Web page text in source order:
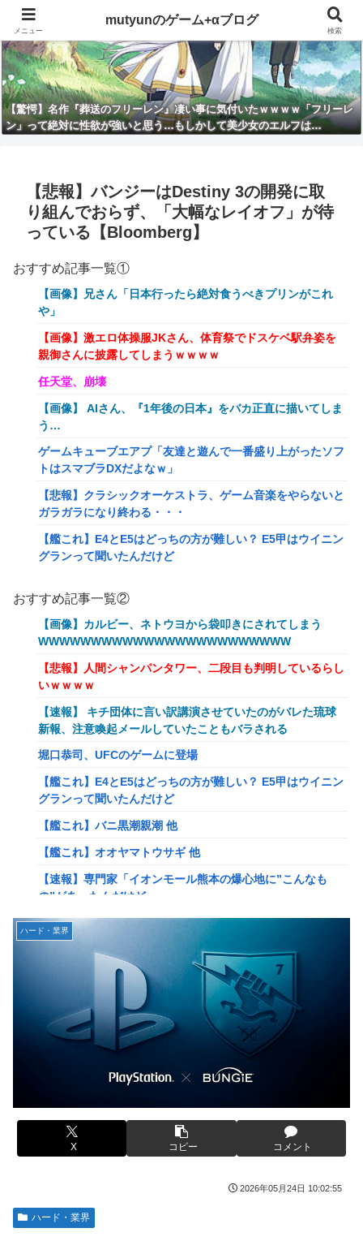
【驚愕】名作『葬送のフリーレン』凄い事に気付いたｗｗｗｗ「フリーレ
ン」って絶対に性欲が強いと思う…もしかして美少女のエルフは…
【悲報】バンジーはDestiny 3の開発に取
り組んでおらず、「大幅なレイオフ」が待
っている【Bloomberg】
おすすめ記事一覧①
【画像】兄さん「日本行ったら絶対食うべきプリンがこれ
や」
【画像】激エロ体操服JKさん、体育祭でドスケベ駅弁姿を
親御さんに披露してしまうｗｗｗｗ
任天堂、崩壊
【画像】 AIさん、『1年後の日本』をバカ正直に描いてしま
う…
ゲームキューブエアプ「友達と遊んで一番盛り上がったソフ
トはスマブラDXだよなｗ」
【悲報】クラシックオーケストラ、ゲーム音楽をやらないと
ガラガラになり終わる・・・
【艦これ】E4とE5はどっちの方が難しい？ E5甲はウイニン
グランって聞いたんだけど
【艦これ】オオヤマトウサギ 他
【艦これ】授業中に居眠りふぶき 他
【画像】令和最新版のあのちゃん、可愛過ぎてワイらにブッ
刺さりまくりw w w w w w
【爆笑動画】ママさん「新しい洗濯機買って1発目に回した
らコレw」←こwれwはw w w w w w w w w w
岡田斗司夫「人間の本音としてブサイクを見たら不愉快にな
る。この責任をどうとるんだ」
【速報】ルフィの幹部、懲役20年に決定する←コレは妥当
か？？？？？？？
【NGS】ルーサー緊急、新武器、東方コラボ、EXレベル
40… 8/5はアップデート盛り沢山！？貴様ら何から始める？
( •᷄ὤ•᷅ )
ヨーロッパが右翼政党の党員から銀行口座を作る権利を剥
【ウマ娘】ケンタ？のシオン
韓国人「海上自衛隊護衛艦ちょうかいによるトマホーク巡航
ミサイルの実射試験に韓国人が衝撃！」→「着々と進む最新
【画像】かつて天下を獲っていたYouTuberの現在ｗｗｗｗ
【悲報】コレコレ、月収1億円ｗｗｗそりゃ外出るのにボデ
ィガードつけるわ…
【悲報】有名漫画家、がんを公表「大腸癌になってしまいま
した。肝臓に転移も見られてステージ4です」
【画像】 AI「写真の背景削除？ガンプラの箱追加しといて
やる夫のダンジョン運営記183-雑談所ネタ118 懺悔小ネタ
おすすめ記事一覧②
【画像】カルビー、ネトウヨから袋叩きにされてしまう
WWWWWWWWWWWWWWWWWWWWWWWW
【悲報】人間シャンパンタワー、二段目も判明しているらし
いｗｗｗｗ
【速報】 キチ団体に言い訳講演させていたのがバレた琉球
新報、注意喚起メールしていたこともバラされる
堀口恭司、UFCのゲームに登場
【艦これ】E4とE5はどっちの方が難しい？ E5甲はウイニン
グランって聞いたんだけど
【艦これ】バニ黒潮親潮 他
【艦これ】オオヤマトウサギ 他
【速報】専門家「イオンモール熊本の爆心地に”こんなも
の”があったんだけど…」
【画像】かつて天下を獲っていたYouTuberの現在ｗｗｗｗ
【悲報】映画館の客、ほぼバイオテロレベルのやらかしで観
客が避難する事態にｗｗｗｗ
【警告】社会人「スムージーにキウイ皮ごと入れよ。これ美
容にいいんだよね〜」→ 結果…
【悲報】有名漫画家、がんを公表「大腸癌になってしまいま
した。肝臓に転移も見られてステージ4です」
【衝撃】ハンターハンター、とんでもねえ伏線が発掘され
被災地・熊本、泥酔者の通報が止まらず県警が異例のお願い
20代「50年ローンでええやろ」←これマジ？？？
行りだした結果がこちらw w w w w w w
メトロイドプライム4 新品が2999円に…
ハード・業界
X コピー コメント
2026年05月24日 10:02:55
ハード・業界
メニュー
mutyunのゲーム+αブログ
検索